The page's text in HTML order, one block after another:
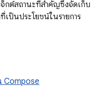
กต์สถานะที่สำคัญซึ่งจัดเก็บ
ป็นประโยชน์ในรายการ
Compose